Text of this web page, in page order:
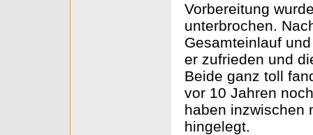
Vorbereitung
unterbrochen.
Gesamteinlauf
er zufrieden und
Beide ganz toll
vor 10 Jahren
haben inzwischen
hingelegt.